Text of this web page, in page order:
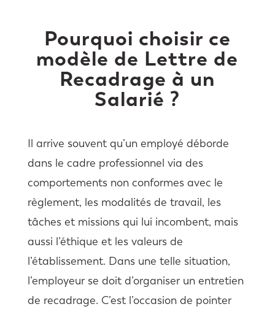
Pourquoi choisir ce
modèle de Lettre de
Recadrage à un
Salarié ?
Il arrive souvent qu’un employé déborde
dans le cadre professionnel via des
comportements non conformes avec le
règlement, les modalités de travail, les
tâches et missions qui lui incombent, mais
aussi l’éthique et les valeurs de
l’établissement. Dans une telle situation,
l’employeur se doit d’organiser un entretien
de recadrage. C’est l’occasion de pointer